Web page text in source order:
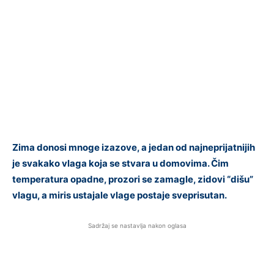
Zima donosi mnoge izazove, a jedan od najneprijatnijih
je svakako vlaga koja se stvara u domovima. Čim
temperatura opadne, prozori se zamagle, zidovi “dišu”
vlagu, a miris ustajale vlage postaje sveprisutan.
Sadržaj se nastavlja nakon oglasa